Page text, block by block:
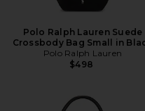
Polo Ralph Lauren Suede
Crossbody Bag Small in
Polo Ralph Lauren
$498